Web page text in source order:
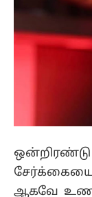
ஒன்றிரண்டு
ஆகவே